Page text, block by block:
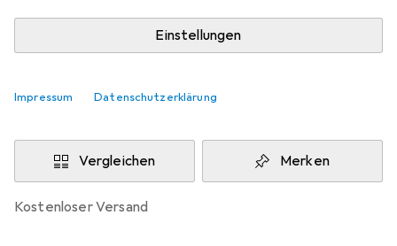
Einstellungen
Impressum Datenschutzerklärung
Benachrichtigen, wenn schneller verfügbar
Vergleichen Merken
kostenloser Versand